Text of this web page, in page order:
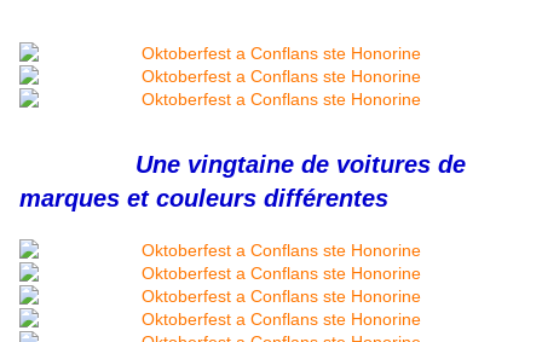
Une vingtaine de voitures de
marques et couleurs différentes